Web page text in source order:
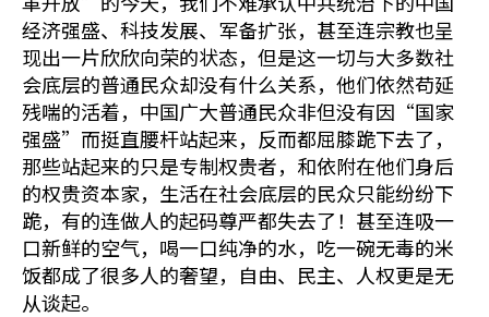
经济强盛、科技发展、军备扩张，甚至连宗教也呈
现出一片欣欣向荣的状态，但是这一切与大多数社
会底层的普通民众却没有什么关系，他们依然苟延
残喘的活着，中国广大普通民众非但没有因“国家
强盛”而挺直腰杆站起来，反而都屈膝跪下去了，
那些站起来的只是专制权贵者，和依附在他们身后
的权贵资本家，生活在社会底层的民众只能纷纷下
跪，有的连做人的起码尊严都失去了！甚至连吸一
口新鲜的空气，喝一口纯净的水，吃一碗无毒的米
饭都成了很多人的奢望，自由、民主、人权更是无
从谈起。